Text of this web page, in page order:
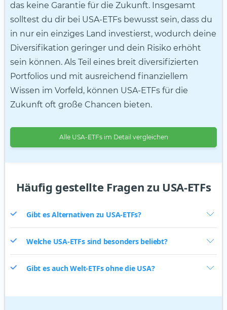
das keine Garantie für die Zukunft. Insgesamt
solltest du dir bei USA-ETFs bewusst sein, dass du
in nur ein einziges Land investierst, wodurch deine
Diversifikation geringer und dein Risiko erhöht
sein können. Als Teil eines breit diversifizierten
Portfolios und mit ausreichend finanziellem
Wissen im Vorfeld, können USA-ETFs für die
Zukunft oft große Chancen bieten.
Alle USA-ETFs im Detail vergleichen
Häufig gestellte Fragen zu USA-ETFs
Gibt es Alternativen zu USA-ETFs?
Welche USA-ETFs sind besonders beliebt?
Gibt es auch Welt-ETFs ohne die USA?